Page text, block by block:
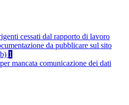
cessati dal rapporto di lavoro
da pubblicare sul sito
1
mancata comunicazione dei dati